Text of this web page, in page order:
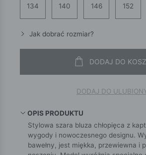
134 140 146 152
Jak dobrać rozmiar?
DODAJ DO
DODAJ DO
OPIS PRODUKTU
Stylowa szara bluza chłopięca z
wygody i nowoczesnego designu.
bawełny, jest miękka, przewiewna i